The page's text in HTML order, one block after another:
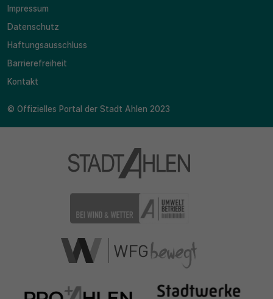
Impressum
Datenschutz
Haftungsausschluss
Barrierefreiheit
Kontakt
© Offizielles Portal der Stadt Ahlen 2023